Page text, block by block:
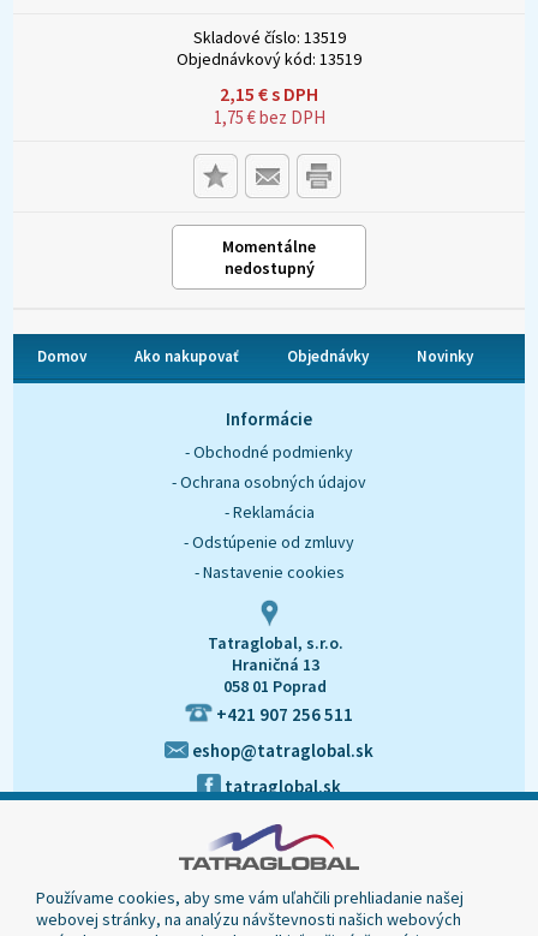
Skladové číslo: 13519
Objednávkový kód: 13519
2,15 €s DPH
1,75€bez DPH
Momentálne
nedostupný
Domov Ako nakupovať Objednávky Novinky
Informácie
- Obchodné podmienky
- Ochrana osobných údajov
- Reklamácia
- Odstúpenie od zmluvy
- Nastavenie cookies
Tatraglobal, s.r.o.
Hraničná 13
058 01 Poprad
+421 907 256 511
eshop@tatraglobal.sk
tatraglobal.sk
Používame cookies, aby sme vám uľahčili prehliadanie našej
webovej stránky, na analýzu návštevnosti našich webových